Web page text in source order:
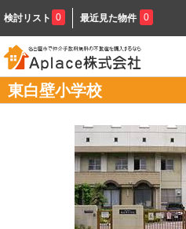
検討リスト 0 最近見た物件 0
東白壁小学校